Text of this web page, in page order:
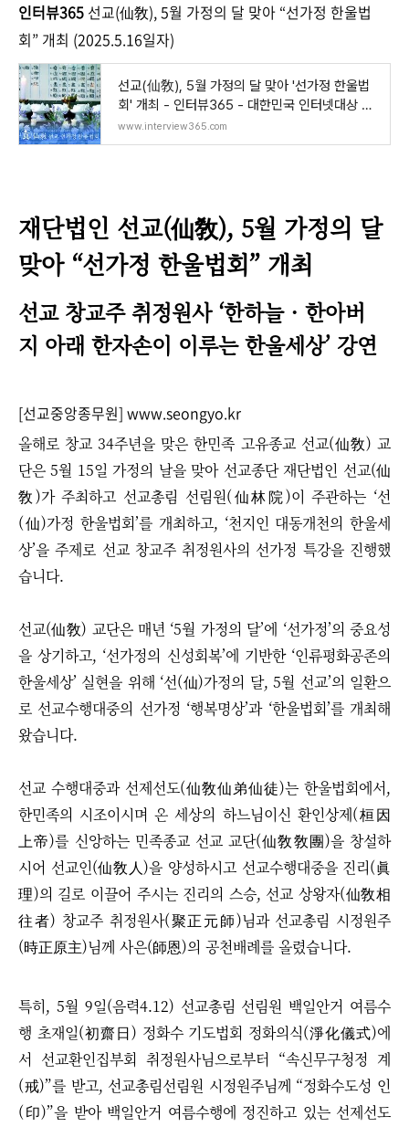
인터뷰365 선교(仙敎), 5월 가정의 달 맞아 “선가정 한울법
회” 개최 (2025.5.16일자)
선교(仙敎), 5월 가정의 달 맞아 '선가정 한울법
회' 개최 - 인터뷰365 - 대한민국 인터넷대상 최
우
www.interview365.com
재단법인 선교(仙敎), 5월 가정의 달
맞아 “선가정 한울법회” 개최
선교 창교주 취정원사 ‘한하늘 · 한아버
지 아래 한자손이 이루는 한울세상’ 강연
[선교중앙종무원] www.seongyo.kr
올해로 창교 34주년을 맞은 한민족 고유종교 선교(仙敎) 교
단은 5월 15일 가정의 날을 맞아 선교종단 재단법인 선교(仙
敎)가 주최하고 선교총림 선림원(仙林院)이 주관하는 ‘선
(仙)가정 한울법회’를 개최하고, ‘천지인 대동개천의 한울세
상’을 주제로 선교 창교주 취정원사의 선가정 특강을 진행했
습니다.
선교(仙敎) 교단은 매년 ‘5월 가정의 달’에 ‘선가정’의 중요성
을 상기하고, ‘선가정의 신성회복’에 기반한 ‘인류평화공존의
한울세상’ 실현을 위해 ‘선(仙)가정의 달, 5월 선교’의 일환으
로 선교수행대중의 선가정 ‘행복명상’과 ‘한울법회’를 개최해
왔습니다.
선교 수행대중과 선제선도(仙敎仙弟仙徒)는 한울법회에서,
한민족의 시조이시며 온 세상의 하느님이신 환인상제(桓因
上帝)를 신앙하는 민족종교 선교 교단(仙敎敎團)을 창설하
시어 선교인(仙敎人)을 양성하시고 선교수행대중을 진리(眞
理)의 길로 이끌어 주시는 진리의 스승, 선교 상왕자(仙敎相
往者) 창교주 취정원사(聚正元師)님과 선교총림 시정원주
(時正原主)님께 사은(師恩)의 공천배례를 올렸습니다.
특히, 5월 9일(음력4.12) 선교총림 선림원 백일안거 여름수
행 초재일(初齋日) 정화수 기도법회 정화의식(淨化儀式)에
서 선교환인집부회 취정원사님으로부터 “속신무구청정 계
(戒)”를 받고, 선교총림선림원 시정원주님께 “정화수도성 인
(印)”을 받아백일안거 여름수행에 정진하고 있는 선제선도